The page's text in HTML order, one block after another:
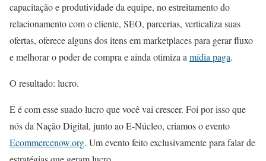
capacitação e produtividade da equipe, no estreitamento do
relacionamento com o cliente, SEO, parcerias, verticaliza suas
ofertas, oferece alguns dos itens em marketplaces para gerar fluxo
e melhorar o poder de compra e ainda otimiza amídia paga.
O resultado: lucro.
E é com esse suado lucro que você vai crescer. Foi por isso que
nós da Nação Digital, junto ao E-Núcleo, criamos o evento
Ecommercenow.org. Um evento feito exclusivamente para falar de